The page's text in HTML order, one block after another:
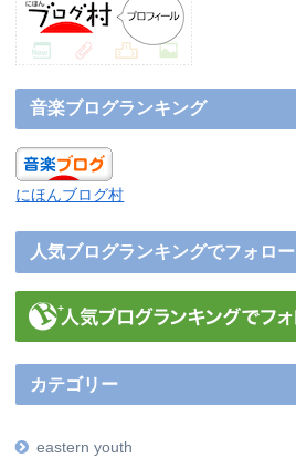
音楽ブログランキング
にほんブログ村
人気ブログランキングでフォロー
カテゴリー
eastern youth